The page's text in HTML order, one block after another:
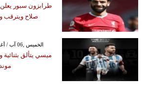
طرابزون سبور
صلاح ويترقب
GMT 09:30 2026 الخميس ,06 آب / أغسطس
ميسي يتألق بثنائية